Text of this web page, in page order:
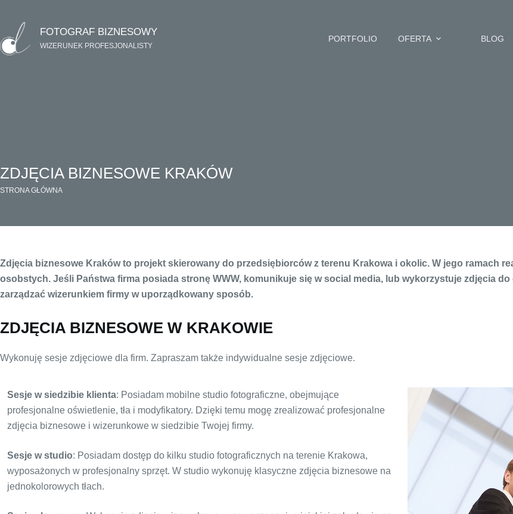
treści
FOTOGRAF BIZNESOWY
WIZERUNEK PROFESJONALISTY
PORTFOLIO OFERTA BLOG
ZDJĘCIA BIZNESOWE KRAKÓW
STRONA GŁÓWNA
Zdjęcia biznesowe Kraków to projekt skierowany do przedsiębiorców z terenu Krakowa i okolic. W jego ramach
osobstych. Jeśli Państwa firma posiada stronę WWW, komunikuje się w social media, lub wykorzystuje zdjęcia
zarządzać wizerunkiem firmy w uporządkowany sposób.
ZDJĘCIA BIZNESOWE W KRAKOWIE
Wykonuję sesje zdjęciowe dla firm. Zapraszam także indywidualne sesje zdjęciowe.
Sesje w siedzibie klienta: Posiadam mobilne studio fotograficzne, obejmujące
profesjonalne oświetlenie, tła i modyfikatory. Dzięki temu mogę zrealizować profesjonalne
zdjęcia biznesowe i wizerunkowe w siedzibie Twojej firmy.
Sesje w studio: Posiadam dostęp do kilku studio fotograficznych na terenie Krakowa,
wyposażonych w profesjonalny sprzęt. W studio wykonuję klasyczne zdjęcia biznesowe na
jednokolorowych tłach.